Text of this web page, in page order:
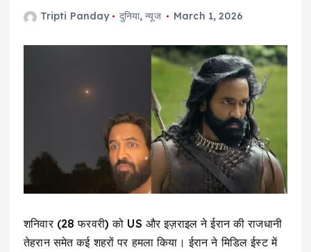
Tripti Panday दुनिया,न्यूज March 1, 2026
शनिवार (28 फरवरी) को US और इज़राइल ने ईरान की राजधानी
तेहरान समेत कई शहरों पर हमला किया। ईरान ने मिडिल ईस्ट में